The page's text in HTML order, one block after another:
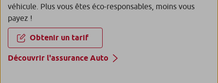
véhicule. Plus vous êtes éco-responsables, moins vous
payez !
Obtenir un tarif
Découvrir l'assurance Auto